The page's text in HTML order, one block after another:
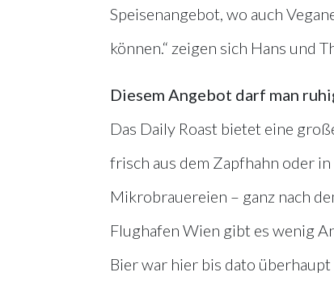
Speisenangebot, wo auch
können.“ zeigen sich Hans und
Diesem Angebot darf man
Das Daily Roast bietet eine
frisch aus dem Zapfhahn oder
Mikrobrauereien – ganz nach
Flughafen Wien gibt es wenig
Bier war hier bis dato